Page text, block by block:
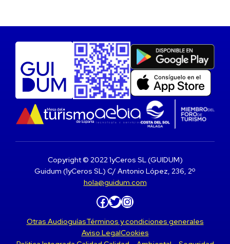
Copyright © 2022 1yCeros SL (GUIDUM)
Guidum (1yCeros SL) C/ Antonio López, 236, 2º
hola@guidum.com
Facebook Twitter Instagram
Otras AudioguíasTérminos y condiciones generales
Aviso LegalCookies